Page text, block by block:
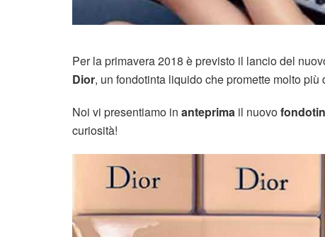
Per la primavera 2018 è previsto il lancio del
Dior, un fondotinta liquido che promette molto
Noi vi presentiamo in anteprima il nuovo
curiosità!